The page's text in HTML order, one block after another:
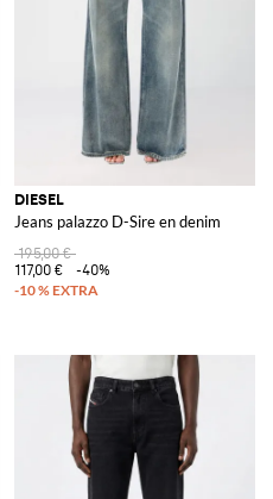
DIESEL
Jeans palazzo D-Sire en denim
195,00 €
117,00 €
-40%